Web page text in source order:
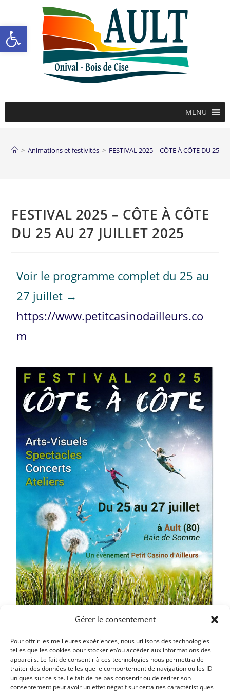
Ouvrir la barre d’outils
Gérer le consentement
Pour offrir les meilleures expériences, nous utilisons des technologies
telles que les cookies pour stocker et/ou accéder aux informations des
appareils. Le fait de consentir à ces technologies nous permettra de
traiter des données telles que le comportement de navigation ou les ID
uniques sur ce site. Le fait de ne pas consentir ou de retirer son
consentement peut avoir un effet négatif sur certaines caractéristiques
MENU
> Animations et festivités > FESTIVAL 2025 – CÔTE À CÔTE DU 25
FESTIVAL 2025 – CÔTE À CÔTE
DU 25 AU 27 JUILLET 2025
Voir le programme complet du 25 au
27 juillet →
https://www.petitcasinodailleurs.co
m
Article précédent